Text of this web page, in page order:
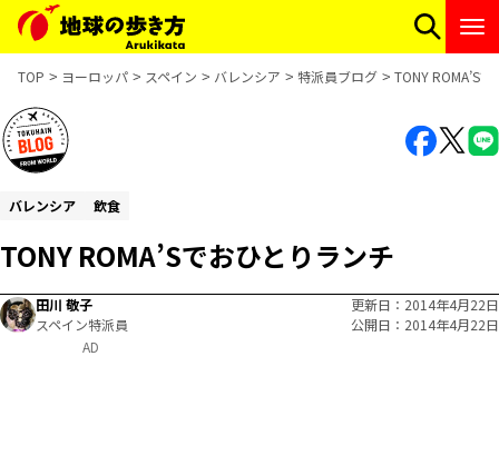
TOP ヨーロッパ スペイン バレンシア 特派員ブログ TONY ROMA’S
バレンシア 飲食
TONY ROMA’Sでおひとりランチ
田川 敬子
スペイン特派員
更新日
2014年4月22日
公開日
2014年4月22日
AD